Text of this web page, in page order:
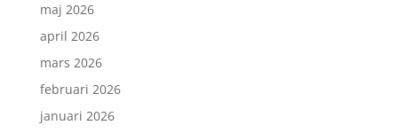
maj 2026
april 2026
mars 2026
februari 2026
januari 2026